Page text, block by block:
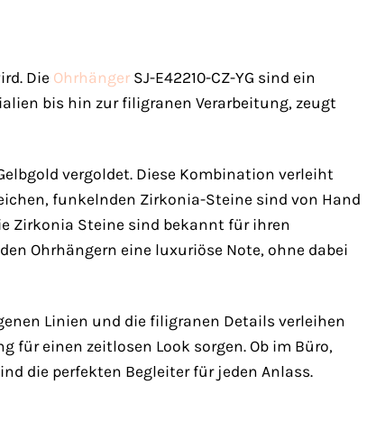
Die Ohrhänger SJ-E42210-CZ-YG sind ein
bis hin zur filigranen Verarbeitung, zeugt
vergoldet. Diese Kombination verleiht
funkelnden Zirkonia-Steine sind von Hand
Zirkonia Steine sind bekannt für ihren
Ohrhängern eine luxuriöse Note, ohne dabei
Linien und die filigranen Details verleihen
für einen zeitlosen Look sorgen. Ob im Büro,
die perfekten Begleiter für jeden Anlass.